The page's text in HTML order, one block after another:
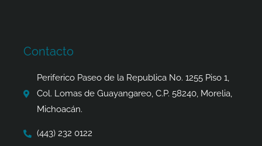
o
k
-
f
a
m
e
r
p
Contacto
Periferico Paseo de la Republica No. 1255 Piso 1,
Col. Lomas de Guayangareo, C.P. 58240, Morelia,
Michoacán.
(443) 232 0122